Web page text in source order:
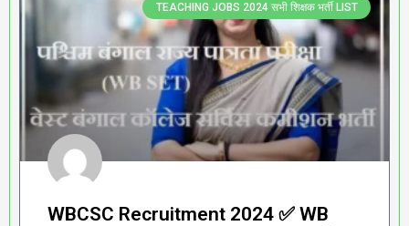
TEACHING JOBS 2024 सभी शिक्षक भर्ती LIST
WBCSC Recruitment 2024 ✅ WB